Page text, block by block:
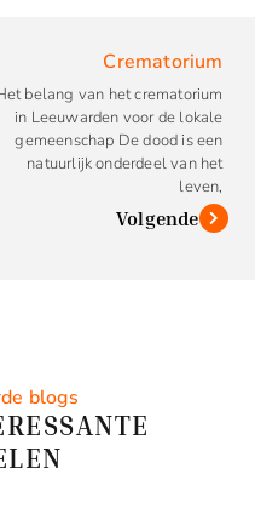
Crematorium
belang van het crematorium
in Leeuwarden voor de lokale
gemeenschap De dood is een
natuurlijk onderdeel van het
leven,
Volgende
blogs